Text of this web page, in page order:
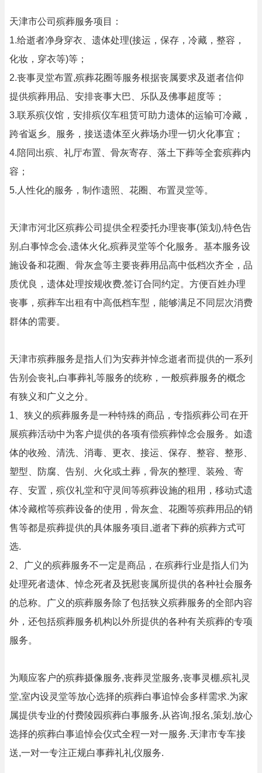
天津市公司殡葬服务项目：
1.给逝者净身穿衣、遗体处理(接运，保存，冷藏，整容，
化妆，穿衣等)等；
2.丧事灵堂布置,殡葬花圈等服务根据丧属要求及逝者信仰
提供殡葬用品、安排丧事大巴、乐队及佛事超度等；
3.联系殡仪馆，安排殡仪车租赁可助力遗体的运输可冷藏，
跨省返乡。服务，接送遗体至火葬场办理一切火化事宜；
4.陪同出殡、礼厅布置、骨灰寄存、落土下葬等全套殡葬内
容；
5.人性化的服务，制作遗照、花圈、布置灵堂等。
天津市河北区殡葬公司提供全程委托办理丧事(策划),特色告
别,白事悼念会,遗体火化,殡葬灵堂等个化服务。基本服务设
施设备和花圈、骨灰盒等主要丧葬用品高中低档次齐全，品
质优良，遗体处理按规收费,签订合同约定。方便百姓办理
丧事，殡葬车出租有中高低档车型，能够满足不同层次消费
群体的需要。
天津市殡葬服务是指人们为安葬并悼念逝者而提供的一系列
告别会丧礼,白事葬礼等服务的统称，一般殡葬服务的概念
有狭义和广义之分。
1、狭义的殡葬服务是一种特殊的商品，专指殡葬公司在开
展殡葬活动中为客户提供的各项有偿殡葬悼念会服务。如遗
体的收殓、清洗、消毒、更衣、接运、保存、整容、整形、
塑型、防腐、告别、火化或土葬，骨灰的整理、装殓、寄
存、安置，殡仪礼堂和守灵间等殡葬设施的租用，移动式遗
体冷藏棺等殡葬设备的使用，骨灰盒、花圈等殡葬用品的销
售等都是殡葬提供的具体服务项目,逝者下葬的殡葬方式可
选.
2、广义的殡葬服务不一定是商品，在殡葬行业是指人们为
处理死者遗体、悼念死者及抚慰丧属所提供的各种社会服务
的总称。广义的殡葬服务除了包括狭义殡葬服务的全部内容
外，还包括殡葬服务机构以外所提供的各种有关殡葬的专项
服务。
为顺应客户的殡葬摄像服务,丧葬灵堂服务,丧事灵棚,殡礼灵
堂,室内设灵堂等放心选择的殡葬白事追悼会多样需求.为家
属提供专业的付费陵园殡葬白事服务,从咨询,报名,策划,放心
选择的殡葬白事追悼会仪式全程一对一服务.天津市专车接
送,一对一专注正规白事葬礼礼仪服务.